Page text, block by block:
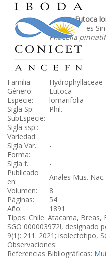
Eutoca
es
Phacelia
Familia:
Hydrophyllaceae
Género:
Eutoca
Especie:
lomarifolia
Sigla Sp:
Phil.
SubEspecie:
Sigla ssp.:
-
Variedad:
Sigla Var.:
-
Forma:
Sigla f.:
-
Publicado
en:
Anales Mus.
Volumen:
8
Páginas:
54
Año:
1891
Tipos: Chile. Atacama, Breas,
SGO 000003972!, designado
9(1): 211. 2021; isolectotipo,
Observaciones:
Referencias Bibliográficas: